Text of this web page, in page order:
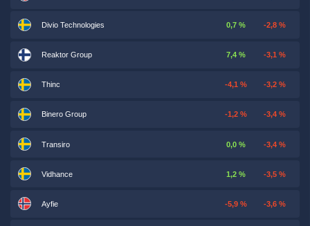
Divio Technologies 0,7 % -2,8 %
Reaktor Group 7,4 % -3,1 %
Thinc -4,1 % -3,2 %
Binero Group -1,2 % -3,4 %
Transiro 0,0 % -3,4 %
Vidhance 1,2 % -3,5 %
Ayfie -5,9 % -3,6 %